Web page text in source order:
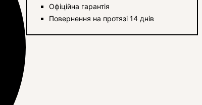
Офіційна гарантія
Повернення на протязі 14 днів